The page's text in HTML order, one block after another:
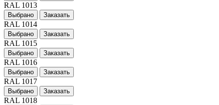
RAL 1013
Выбрано Заказать
RAL 1014
Выбрано Заказать
RAL 1015
Выбрано Заказать
RAL 1016
Выбрано Заказать
RAL 1017
Выбрано Заказать
RAL 1018